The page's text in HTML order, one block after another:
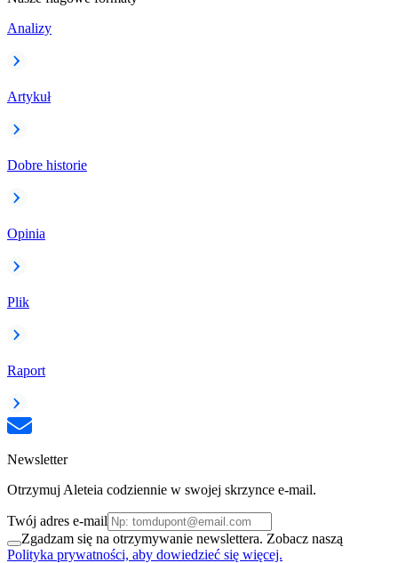
Analizy
Artykuł
Dobre historie
Opinia
Plik
Raport
Newsletter
Otrzymuj Aleteia codziennie w swojej skrzynce e-mail.
Twój adres e-mail
Zgadzam się na otrzymywanie newslettera. Zobacz naszą
Polityka prywatności, aby dowiedzieć się więcej.